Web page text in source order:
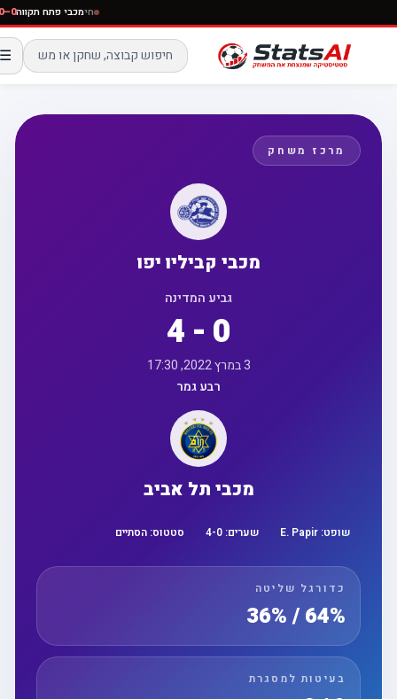
חימכבי פתח
☰
מרכז משחק
מכבי קביליו יפו
גביע המדינה
4 - 0
רבע גמר
מכבי תל אביב
שופט:E. Papir שערים: 4 -0 סטטוס:הסתיים
כדורגל שליטה
64% / 36%
בעיטות למסגרת